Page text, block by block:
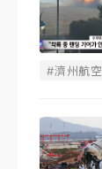
#濟州航空